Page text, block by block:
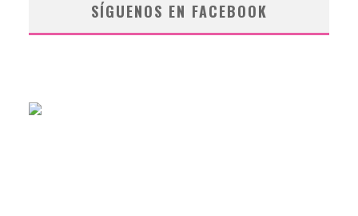
SÍGUENOS EN FACEBOOK